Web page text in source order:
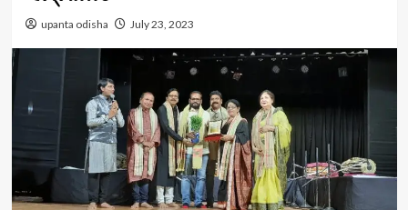
upanta odisha July 23, 2023